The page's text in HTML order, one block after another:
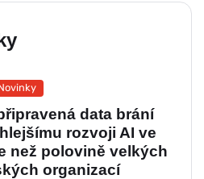
data brání
rozvoji AI ve
než polovině velkých
organizací